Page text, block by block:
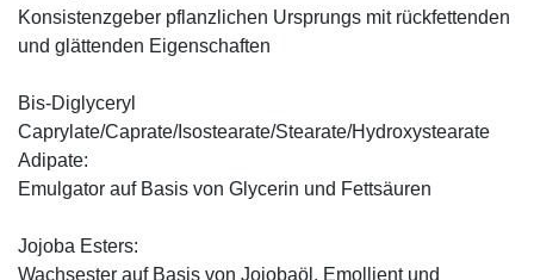
Konsistenzgeber pflanzlichen Ursprungs mit rückfettenden
und glättenden Eigenschaften
Bis-Diglyceryl
Caprylate/Caprate/Isostearate/Stearate/Hydroxystearate
Adipate:
Emulgator auf Basis von Glycerin und Fettsäuren
Jojoba Esters:
Wachsester auf Basis von Jojobaöl. Emollient und